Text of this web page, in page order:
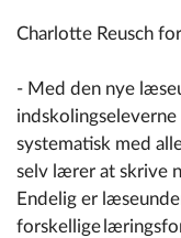
Charlotte Reusch
- Med den nye
systematisk med
selv lærer at skrive
Endelig er
forskellige